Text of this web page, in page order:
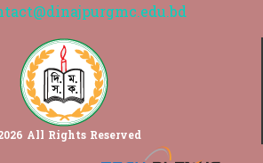
All Rights Reserved